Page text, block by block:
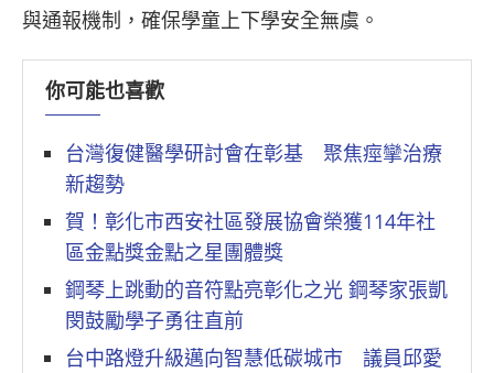
與通報機制，確保學童上下學安全無虞。
你可能也喜歡
台灣復健醫學研討會在彰基 聚焦痙攣治療
新趨勢
賀！彰化市西安社區發展協會榮獲114年社
區金點獎金點之星團體獎
鋼琴上跳動的音符點亮彰化之光 鋼琴家張凱
閔鼓勵學子勇往直前
台中路燈升級邁向智慧低碳城市 議員邱愛